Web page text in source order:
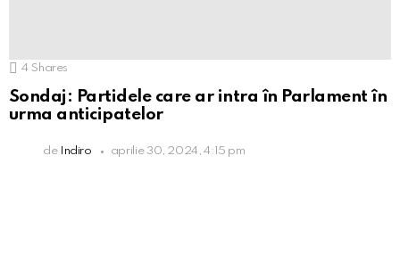
4 Shares
Sondaj: Partidele care ar intra în Parlament în
urma anticipatelor
de Indiro aprilie 30, 2024, 4:15 pm